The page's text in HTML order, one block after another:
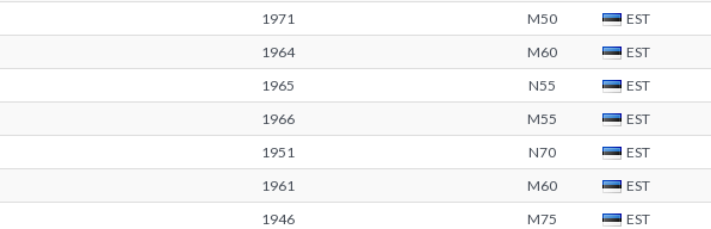
1971 M50 EST
1964 M60 EST
1965 N55 EST
1966 M55 EST
1951 N70 EST
1961 M60 EST
1946 M75 EST